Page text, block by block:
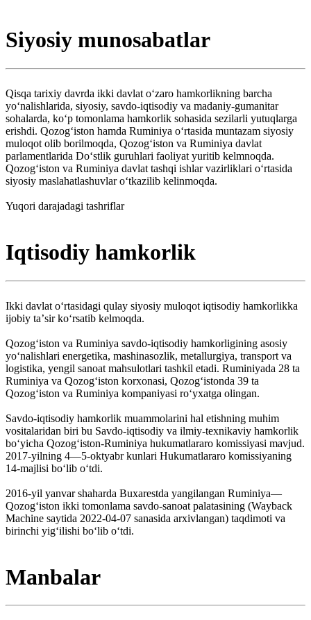
Siyosiy munosabatlar
Qisqa tarixiy davrda ikki davlat oʻzaro hamkorlikning barcha
yoʻnalishlarida, siyosiy, savdo-iqtisodiy va madaniy-gumanitar
sohalarda, koʻp tomonlama hamkorlik sohasida sezilarli yutuqlarga
erishdi. Qozogʻiston hamda Ruminiya oʻrtasida muntazam siyosiy
muloqot olib borilmoqda, Qozogʻiston va Ruminiya davlat
parlamentlarida Doʻstlik guruhlari faoliyat yuritib kelmnoqda.
Qozogʻiston va Ruminiya davlat tashqi ishlar vazirliklari oʻrtasida
siyosiy maslahatlashuvlar oʻtkazilib kelinmoqda.
Yuqori darajadagi tashriflar
Iqtisodiy hamkorlik
Ikki davlat oʻrtasidagi qulay siyosiy muloqot iqtisodiy hamkorlikka
ijobiy taʼsir koʻrsatib kelmoqda.
Qozogʻiston va Ruminiya savdo-iqtisodiy hamkorligining asosiy
yoʻnalishlari energetika, mashinasozlik, metallurgiya, transport va
logistika, yengil sanoat mahsulotlari tashkil etadi. Ruminiyada 28 ta
Ruminiya va Qozogʻiston korxonasi, Qozogʻistonda 39 ta
Qozogʻiston va Ruminiya kompaniyasi roʻyxatga olingan.
Savdo-iqtisodiy hamkorlik muammolarini hal etishning muhim
vositalaridan biri bu Savdo-iqtisodiy va ilmiy-texnikaviy hamkorlik
boʻyicha Qozogʻiston-Ruminiya hukumatlararo komissiyasi mavjud.
2017-yilning 4—5-oktyabr kunlari Hukumatlararo komissiyaning
14-majlisi boʻlib oʻtdi.
2016-yil yanvar shaharda Buxarestda yangilangan Ruminiya—
Qozogʻiston ikki tomonlama savdo-sanoat palatasining (Wayback
Machine saytida 2022-04-07 sanasida arxivlangan) taqdimoti va
birinchi yigʻilishi boʻlib oʻtdi.
Manbalar